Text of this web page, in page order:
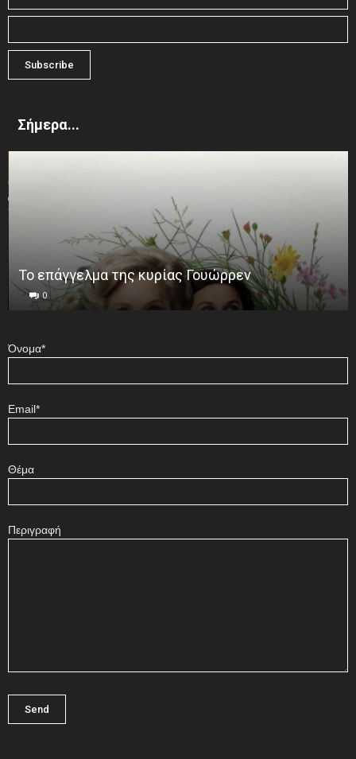
Σήμερα...
Το επάγγελμα της κυρίας Γουώρρεν
0
Όνομα*
Email*
Θέμα
Περιγραφή